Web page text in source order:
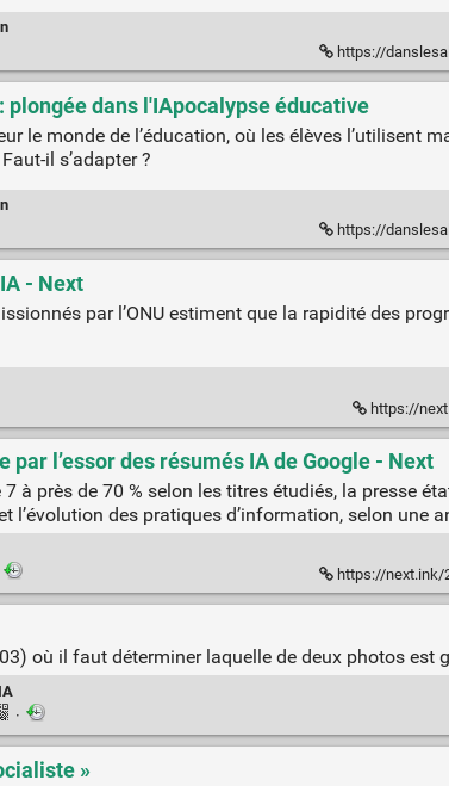
https://
dans l'IApocalypse éducative
le monde de l’éducation, où les élèves l’utilisent
il s’adapter ?
https://
- Next
par l’ONU estiment que la rapidité des
https://
l’essor des résumés IA de Google - Next
à près de 70 % selon les titres étudiés, la presse
l’évolution des pratiques d’information, selon une
https://next.ink/
où il faut déterminer laquelle de deux photos est
·
»